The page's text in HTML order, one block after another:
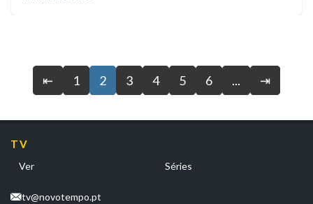
⇤ 1 2 3 4 5 6 ... ⇥
TV
Ver Séries
tv@novotempo.pt